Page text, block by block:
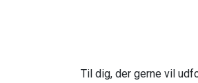
Til dig, der gerne vil